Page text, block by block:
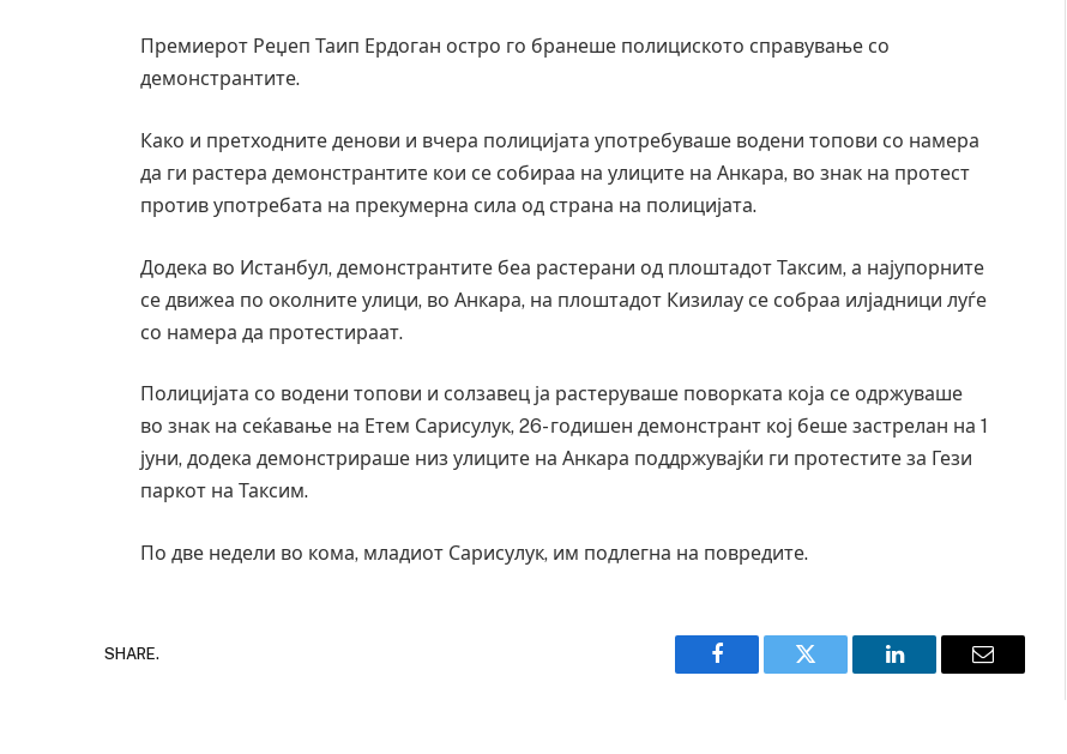
Премиерот Реџеп Таип Ердоган остро го бранеше полициското справување со
демонстрантите.
Како и претходните денови и вчера полицијата употребуваше водени топови со намера
да ги растера демонстрантите кои се собираа на улиците на Анкара, во знак на протест
против употребата на прекумерна сила од страна на полицијата.
Додека во Истанбул, демонстрантите беа растерани од плоштадот Таксим, а најупорните
се движеа по околните улици, во Анкара, на плоштадот Кизилау се собраа илјадници луѓе
со намера да протестираат.
Полицијата со водени топови и солзавец ја растеруваше поворката која се одржуваше
во знак на сеќавање на Етем Сарисулук, 26- годишен демонстрант кој беше застрелан на 1
јуни, додека демонстрираше низ улиците на Анкара поддржувајќи ги протестите за Гези
паркот на Таксим.
По две недели во кома, младиот Сарисулук, им подлегна на повредите.
SHARE.
Facebook Twitter LinkedIn Email
Уште двајца починаа од повредите во ресторан
во главниот град на Русуија – експлозивот бил
AUGUST 2, 2026
Најмалку седум мртви во нападот врз училиште
во Тајланд